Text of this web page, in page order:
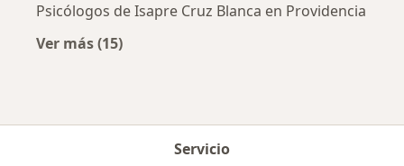
Psicólogos de Isapre Cruz Blanca en Providencia
Ver más (15)
Servicio